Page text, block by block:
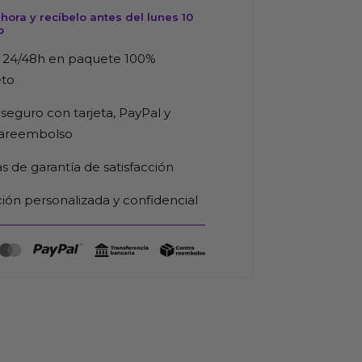
y recíbelo antes del lunes 10
24/48h en paquete 100%
con tarjeta, PayPal y
de garantía de satisfacción
personalizada y confidencial